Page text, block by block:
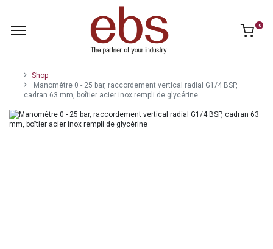
0
Shop
Manomètre 0 - 25 bar, raccordement vertical radial G1/4 BSP,
cadran 63 mm, boîtier acier inox rempli de glycérine